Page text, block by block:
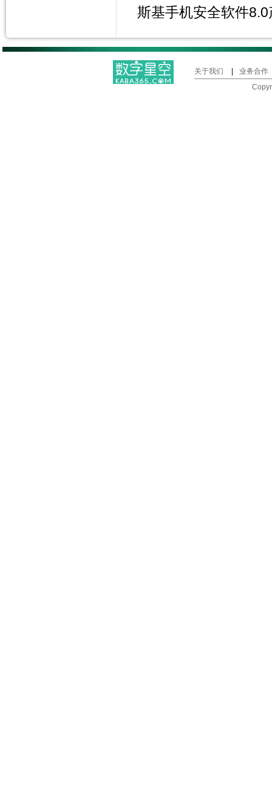
斯基手机安全软件8.0
关于我们
业务合作